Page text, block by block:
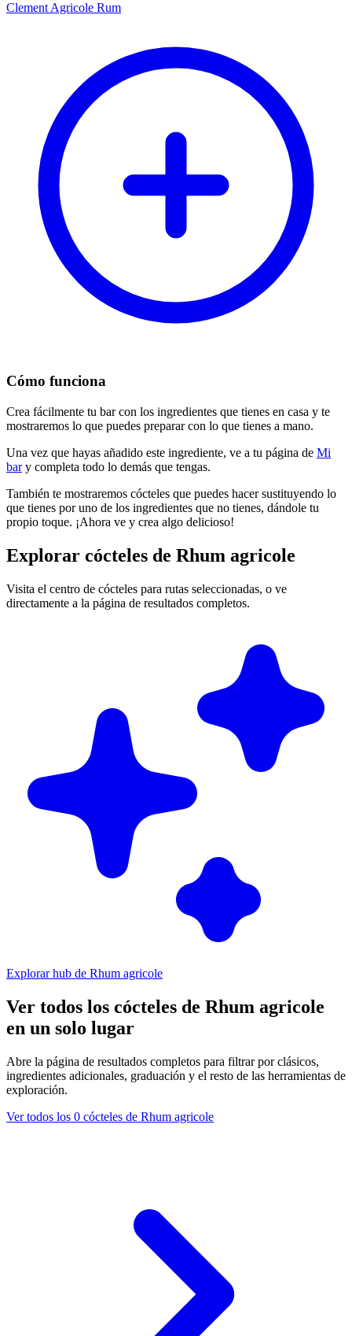
Clement Agricole Rum
Cómo funciona
Crea fácilmente tu bar con los ingredientes que tienes en casa y te
mostraremos lo que puedes preparar con lo que tienes a mano.
Una vez que hayas añadido este ingrediente, ve a tu página de Mi
bary completa todo lo demás que tengas.
También te mostraremos cócteles que puedes hacer sustituyendo lo
que tienes por uno de los ingredientes que no tienes, dándole tu
propio toque. ¡Ahora ve y crea algo delicioso!
Explorar cócteles de Rhum agricole
Visita el centro de cócteles para rutas seleccionadas, o ve
directamente a la página de resultados completos.
Explorar hub de Rhum agricole
Ver todos los cócteles de Rhum agricole
en un solo lugar
Abre la página de resultados completos para filtrar por clásicos,
ingredientes adicionales, graduación y el resto de las herramientas de
exploración.
Ver todos los 0 cócteles de Rhum agricole